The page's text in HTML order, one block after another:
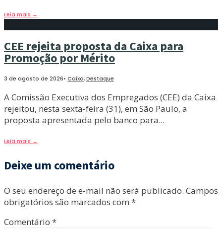
Leia mais →
CEE rejeita proposta da Caixa para
Promoção por Mérito
3 de agosto de 2026• Caixa,Destaque
A Comissão Executiva dos Empregados (CEE) da Caixa
rejeitou, nesta sexta-feira (31), em São Paulo, a
proposta apresentada pelo banco para...
Leia mais →
Deixe um comentário
O seu endereço de e-mail não será publicado. Campos
obrigatórios são marcados com *
Comentário *